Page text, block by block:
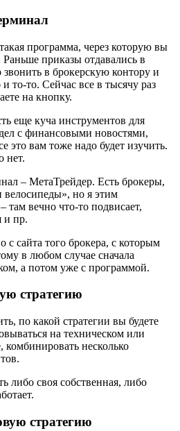
программа, через которую вы
Раньше приказы отдавались в
в брокерскую контору и
то-то. Сейчас все в тысячу раз
на кнопку.
еще куча инструментов для
с финансовыми новостями,
это вам тоже надо будет изучить.
нет.
– МетаТрейдер. Есть брокеры,
велосипеды», но я этим
там вечно что-то подвисает,
и пр.
с сайта того брокера, с которым
в любом случае сначала
а потом уже с программой.
стратегию
по какой стратегии вы будете
на техническом или
комбинировать несколько
либо своя собственная, либо
стратегию